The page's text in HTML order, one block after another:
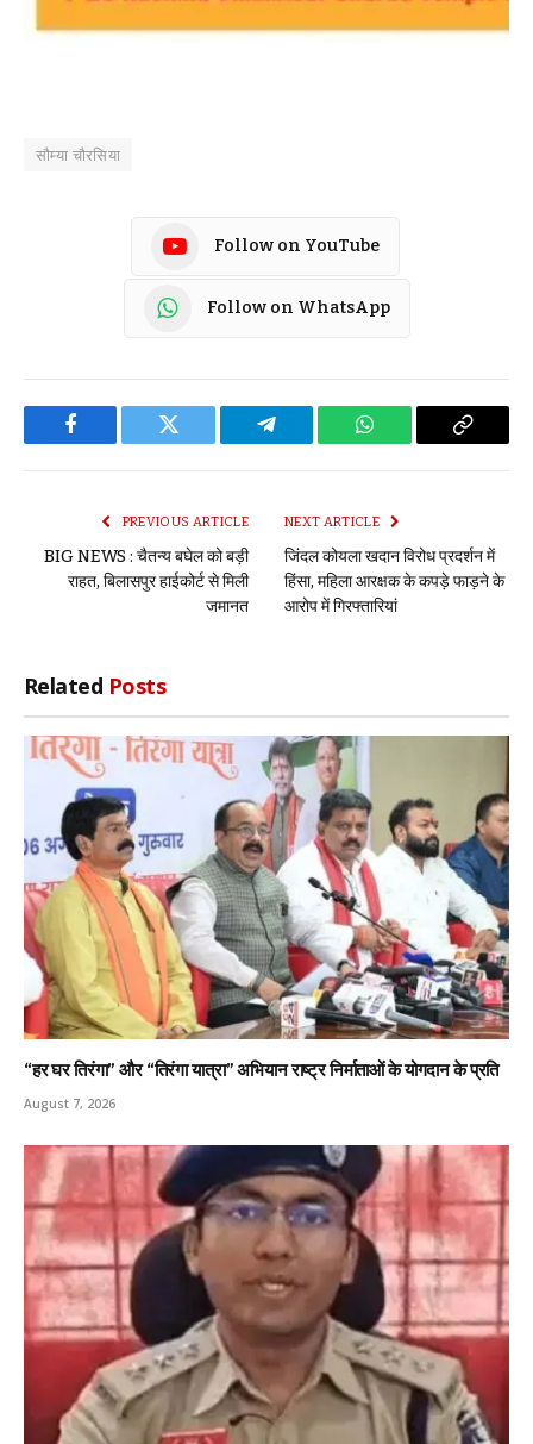
सौम्या चौरसिया
Follow on YouTube
Follow on WhatsApp
Facebook Twitter Telegram WhatsApp Copy
PREVIOUS ARTICLE
BIG NEWS : चैतन्य बघेल को बड़ी
राहत, बिलासपुर हाईकोर्ट से मिली
जमानत
NEXT ARTICLE
जिंदल कोयला खदान विरोध प्रदर्शन में
हिंसा, महिला आरक्षक के कपड़े फाड़ने के
आरोप में गिरफ्तारियां
Related Posts
“हर घर तिरंगा” और “तिरंगा यात्रा” अभियान राष्ट्र निर्माताओं के योगदान के प्रति
August 7, 2026